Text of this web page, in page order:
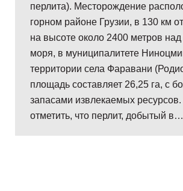
перлита). Месторождение
горном районе Грузии, в 130 км
на высоте около 2400 метров
моря, в муниципалитете
территории села Фаравани
площадь составляет 26,25 га, с
запасами извлекаемых
отметить, что перлит, добытый в…